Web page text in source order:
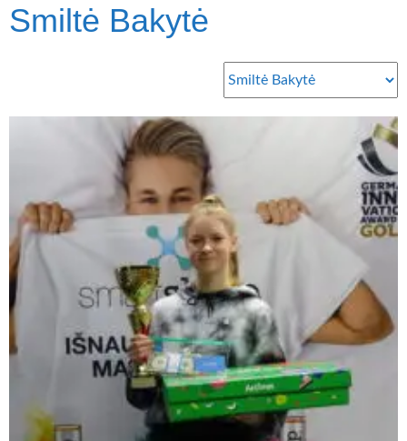
Smiltė Bakytė